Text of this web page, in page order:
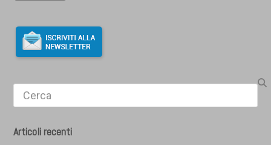
Search
Articoli recenti